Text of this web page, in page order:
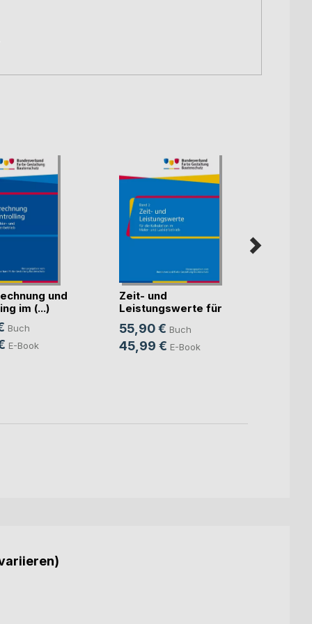
und
im (...)
Buch
E-Book
Zeit- und
Leistungswerte für
die K(...)
55,90 € Buch
45,99 € E-Book